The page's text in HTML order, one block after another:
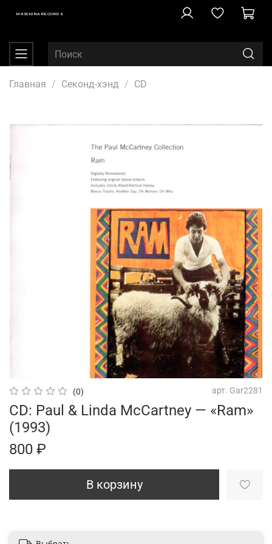
MASCHINA RECORDS
Главная Секонд-хэнд CD
(0) арт. Gar2281
CD: Paul & Linda McCartney — «Ram»
(1993)
800 ₽
В корзину